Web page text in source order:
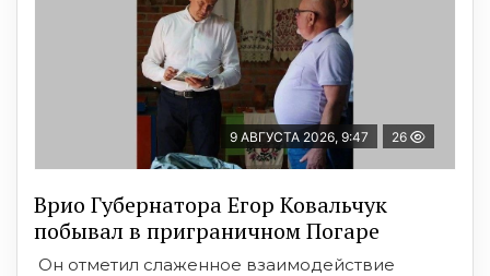
9 АВГУСТА 2026, 9:47 26
Врио Губернатора Егор Ковальчук
побывал в приграничном Погаре
Он отметил слаженное взаимодействие